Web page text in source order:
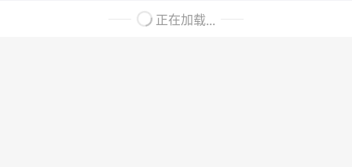
正在加载...